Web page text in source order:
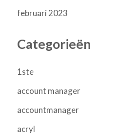
februari 2023
Categorieën
1ste
account manager
accountmanager
acryl